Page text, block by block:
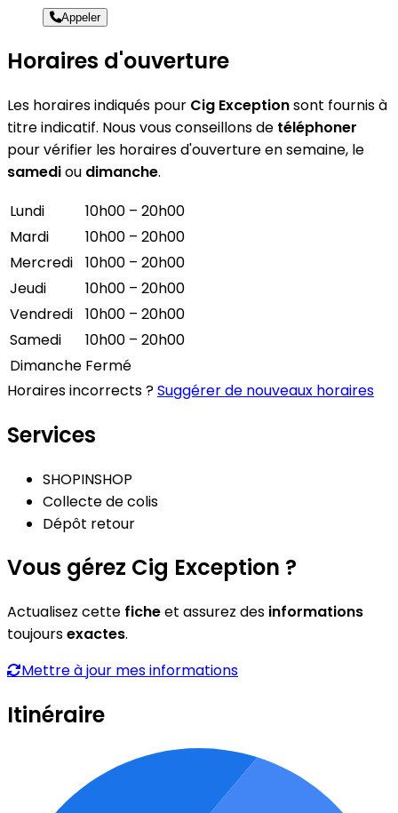
Appeler
Horaires d'ouverture
Les horaires indiqués pour Cig Exceptionsont fournis à
titre indicatif. Nous vous conseillons de téléphoner
pour vérifier les horaires d'ouverture en semaine, le
samediou dimanche.
Lundi
10h00 – 20h00
Mardi
10h00 – 20h00
Mercredi
10h00 – 20h00
Jeudi
10h00 – 20h00
Vendredi
10h00 – 20h00
Samedi
10h00 – 20h00
Dimanche Fermé
Horaires incorrects ?Suggérer de nouveaux horaires
Services
SHOPINSHOP
Collecte de colis
Dépôt retour
Vous gérez Cig Exception ?
Actualisez cette ficheet assurez des informations
toujoursexactes.
Mettre à jour mes informations
Itinéraire